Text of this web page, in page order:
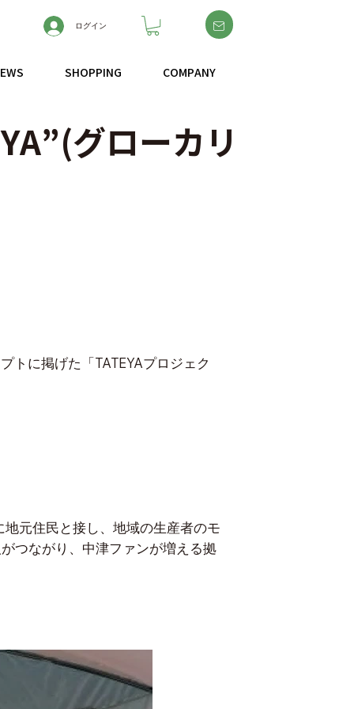
SHOPPING COMPANY
ログイン
トに掲げた「TATEYAプロジェク
地元住民と接し、地域の生産者のモ
つながり、中津ファンが増える拠
グローカリ